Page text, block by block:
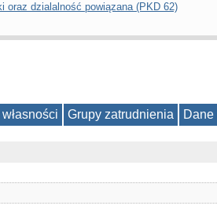
oraz dzialalność powiązana (PKD 62)
Grupy zatrudnienia